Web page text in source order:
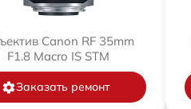
Canon RF 35mm
F1.8 Macro IS STM
Заказать ремонт